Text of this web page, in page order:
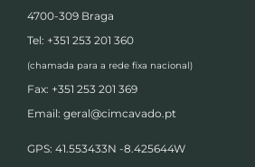
4700-309 Braga
Tel: +351 253 201 360
(chamada para a rede fixa nacional)
Fax: +351 253 201 369
Email: geral@cimcavado.pt
GPS: 41.553433N -8.425644W